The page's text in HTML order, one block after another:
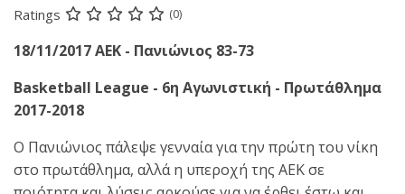
Ratings (0)
18/11/2017 ΑΕΚ - Πανιώνιος 83-73
Basketball League - 6η Αγωνιστική - Πρωτάθλημα
2017-2018
Ο Πανιώνιος πάλεψε γενναία για την πρώτη του νίκη
στο πρωτάθλημα, αλλά η υπεροχή της ΑΕΚ σε